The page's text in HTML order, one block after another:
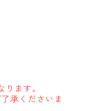
ます。
承くださいま